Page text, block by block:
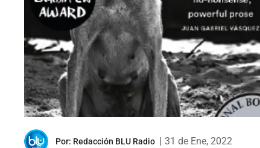
Por: Redacción BLU Radio
31 de Ene, 2022